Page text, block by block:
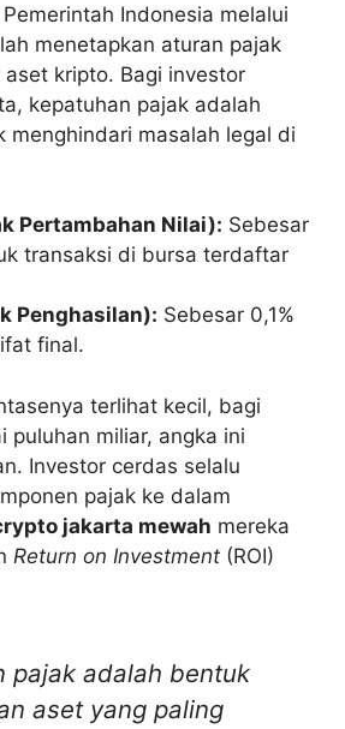
Indonesia melalui
menetapkan aturan pajak
kripto. Bagi investor
kepatuhan pajak adalah
menghindari masalah legal di
Pertambahan Nilai): Sebesar
transaksi di bursa terdaftar
Penghasilan): Sebesar 0,1%
final.
terlihat kecil, bagi
puluhan miliar, angka ini
Investor cerdas selalu
pajak ke dalam
jakarta mewah mereka
Return on Investment (ROI)
pajak adalah bentuk
aset yang paling